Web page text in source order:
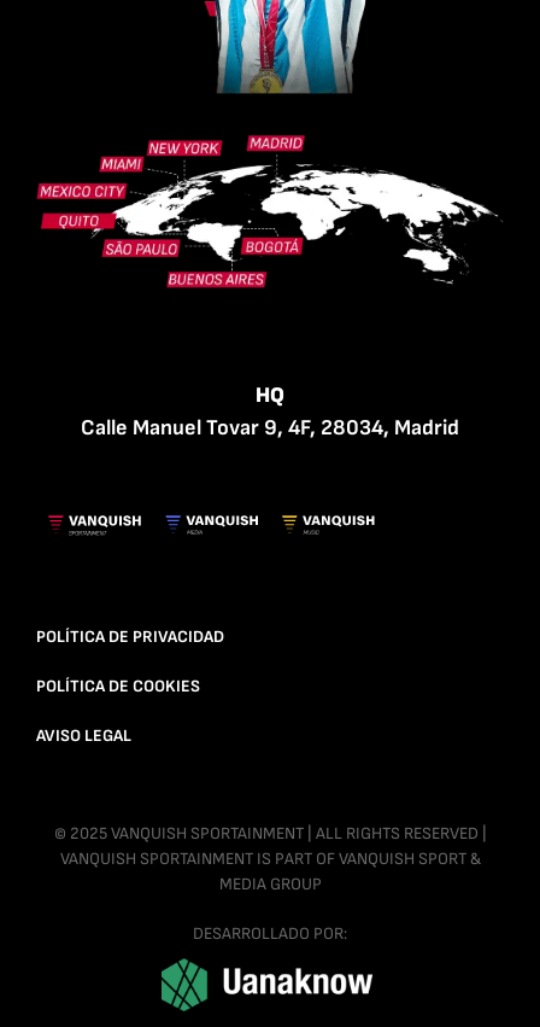
HQ
Calle Manuel Tovar 9, 4F, 28034, Madrid
POLÍTICA DE PRIVACIDAD
POLÍTICA DE COOKIES
AVISO LEGAL
© 2025 VANQUISH SPORTAINMENT | ALL RIGHTS RESERVED |
VANQUISH SPORTAINMENT IS PART OF VANQUISH SPORT &
MEDIA GROUP
DESARROLLADO POR: